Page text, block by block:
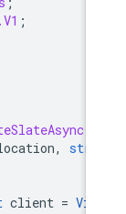
location,
client